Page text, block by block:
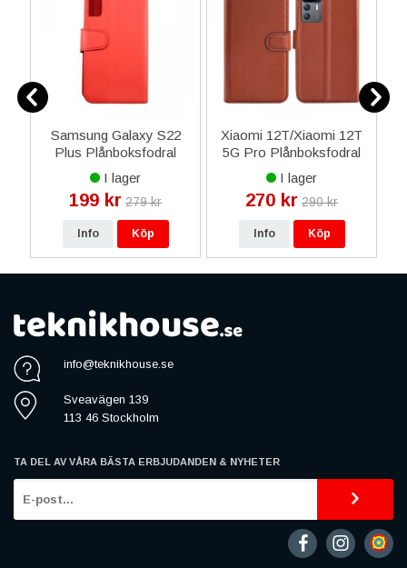
Samsung Galaxy S22
Plus Plånboksfodral
med Extra Kortfack -
Röd
I lager
199 kr 279 kr
Info Köp
Xiaomi 12T/Xiaomi 12T
5G Pro Plånboksfodral
med Stativ - Brun
I lager
270 kr 290 kr
Info Köp
info@teknikhouse.se
Sveavägen 139
113 46 Stockholm
TA DEL AV VÅRA BÄSTA ERBJUDANDEN & NYHETER